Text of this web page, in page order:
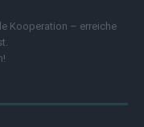
Kooperation – erreiche